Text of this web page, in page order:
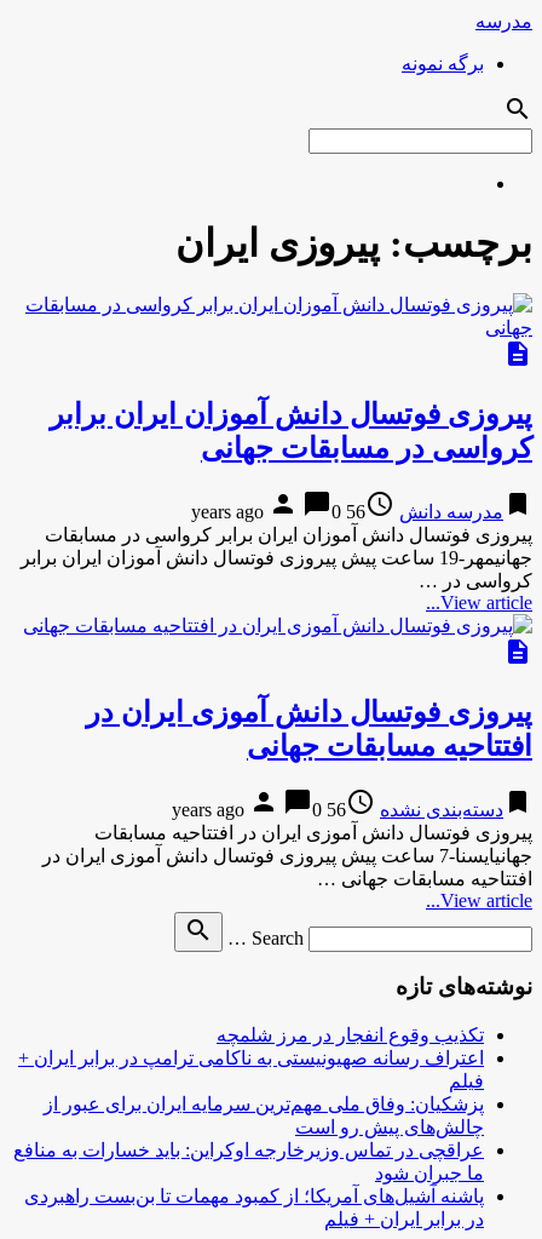
مدرسه
برگه نمونه
search
برچسب: پیروزی ایران
description
پیروزی فوتسال دانش آموزان ایران برابر
کرواسی در مسابقات جهانی
bookmark مدرسه دانش access_time
56 years ago
person chat_bubble0
پیروزی فوتسال دانش آموزان ایران برابر کرواسی در مسابقات
جهانیمهر-19 ساعت پیش پیروزی فوتسال دانش آموزان ایران برابر
کرواسی در …
View article...
description
پیروزی فوتسال دانش آموزی ایران در
افتتاحیه مسابقات جهانی
bookmark دسته‌بندی نشده access_time
56 years ago
person chat_bubble0
پیروزی فوتسال دانش آموزی ایران در افتتاحیه مسابقات
جهانیایسنا-7 ساعت پیش پیروزی فوتسال دانش آموزی ایران در
افتتاحیه مسابقات جهانی …
View article...
Search …
search
نوشته‌های تازه
تکذیب وقوع انفجار در مرز شلمچه
اعتراف رسانه صهیونیستی به ناکامی ترامپ در برابر ایران +
فیلم
پزشکیان: وفاق ملی مهم‌ترین سرمایه ایران برای عبور از
چالش‌های پیش رو است
عراقچی در تماس وزیرخارجه اوکراین: باید خسارات به منافع
ما جبران شود
پاشنه آشیل‌های آمریکا؛ از کمبود مهمات تا بن‌بست راهبردی
در برابر ایران + فیلم